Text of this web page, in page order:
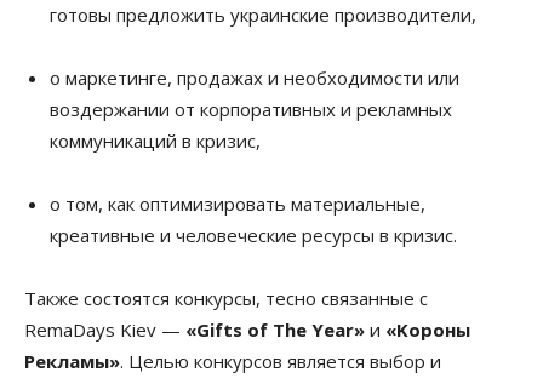
готовы предложить украинские производители,
о маркетинге, продажах и необходимости или
воздержании от корпоративных и рекламных
коммуникаций в кризис,
о том, как оптимизировать материальные,
креативные и человеческие ресурсы в кризис.
Также состоятся конкурсы, тесно связанные с
RemaDays Kiev — «Gifts of The Year» и «Kороны
Рекламы». Целью конкурсов является выбор и